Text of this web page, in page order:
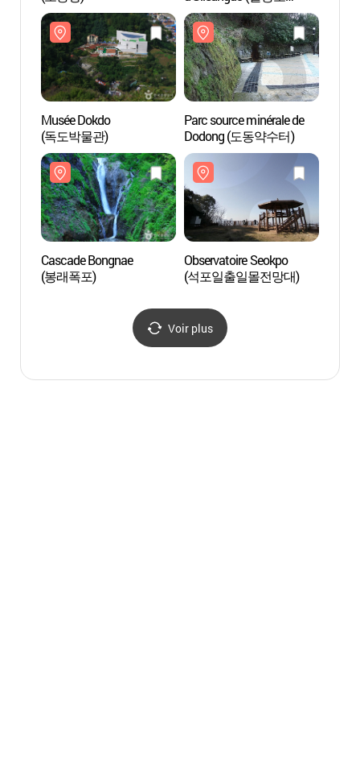
오징어축제)
Musée Dokdo
(독도박물관)
Parc source minérale de
Dodong (도동약수터)
Cascade Bongnae
(봉래폭포)
Observatoire Seokpo
(석포일출일몰전망대)
Voir plus